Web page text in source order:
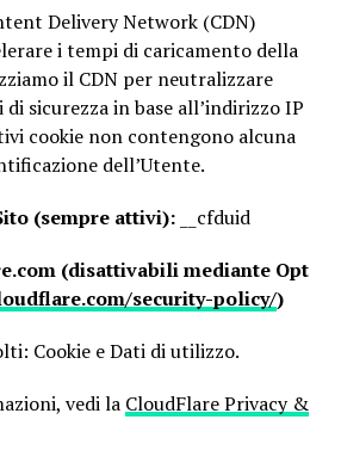
Delivery Network (CDN)
i tempi di caricamento della
il CDN per neutralizzare
sicurezza in base all’indirizzo IP
cookie non contengono alcuna
dell’Utente.
(sempre attivi):__cfduid
(disattivabili mediante Opt
security-policy/)
Cookie e Dati di utilizzo.
vedi la CloudFlare Privacy &